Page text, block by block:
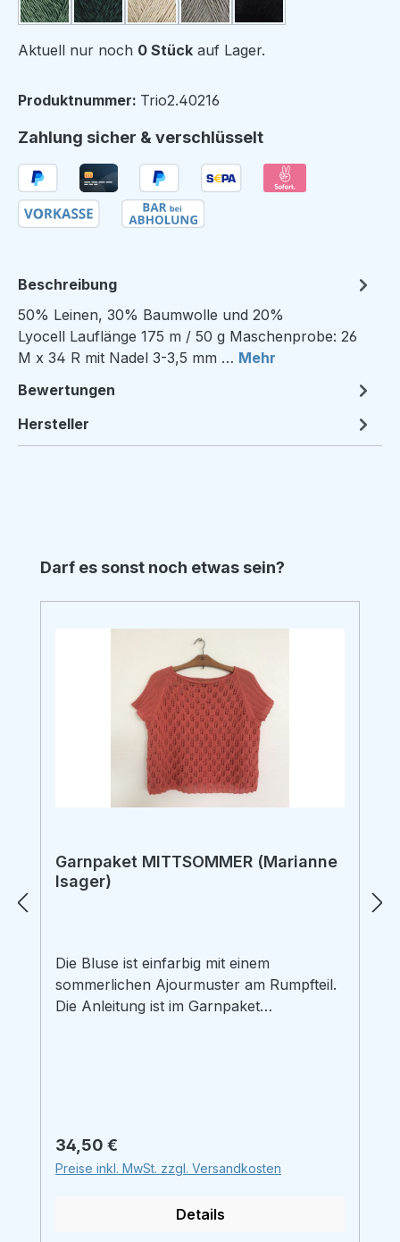
Thyme Bottle Green
Linen Sage
Aktuell nur noch 0 Stück auf Lager.
Produktnummer: Trio2.40216
Zahlung sicher & verschlüsselt
Beschreibung
50% Leinen, 30% Baumwolle und 20%
Lyocell Lauflänge 175 m / 50 g Maschenprobe: 26
M x 34 R mit Nadel 3-3,5 mm … Mehr
Bewertungen
Hersteller
Produktgalerie überspringen
Darf es sonst noch etwas sein?
Garnpaket MITTSOMMER (Marianne
Isager)
Die Bluse ist einfarbig mit einem
sommerlichen Ajourmuster am Rumpfteil.
Die Anleitung ist im Garnpaket
Stricken Sie die Ärmel von oben nach
unten und nähen Sie die Ärmel in die
Armlöcher zwischen Vorder- und
Seitennähte zusammennähen.Material: S
Regulärer Preis:
34,50 €
Preise inkl. MwSt. zzgl. Versandkosten
Details